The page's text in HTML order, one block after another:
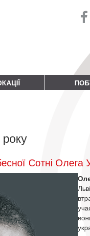
Сотні Олега